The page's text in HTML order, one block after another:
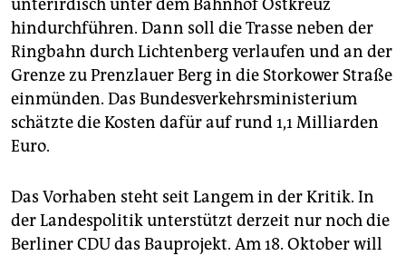
unterirdisch unter dem Bahnhof Ostkreuz
hindurchführen. Dann soll die Trasse neben der
Ringbahn durch Lichtenberg verlaufen und an der
Grenze zu Prenzlauer Berg in die Storkower Straße
einmünden. Das Bundesverkehrsministerium
schätzte die Kosten dafür auf rund 1,1 Milliarden
Euro.
Das Vorhaben steht seit Langem in der Kritik. In
der Landespolitik unterstützt derzeit nur noch die
Berliner CDU das Bauprojekt. Am 18. Oktober will